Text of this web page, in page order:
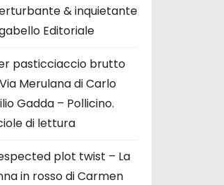
& inquietante
Editoriale
pasticciaccio brutto
Merulana di Carlo
Gadda – Pollicino.
di lettura
plot twist – La
in rosso di Carmen